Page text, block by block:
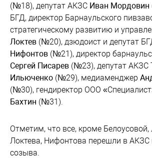
(№18), депутат АКЗС Иван Мордовин
БГД, директор Барнаульского
стратегическому развитию и
Локтев (№20), дзюдоист и депутат
Нифонтов (№21), директор
Сергей Писарев (№23), депутат АКЗС
Ильюченко (№29), медиаменджер
(№30), гендиректор ООО
Бахтин (№31).
Отметим, что все, кроме
Локтева, Нифонтова перешли в АКЗС
созыва.